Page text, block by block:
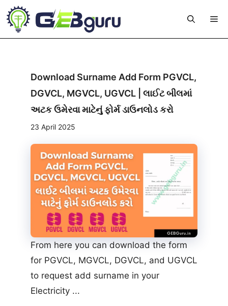
Skip
to
content
Download Surname Add Form PGVCL,
DGVCL, MGVCL, UGVCL | લાઈટ બીલમાં
અટક ઉમેરવા માટેનું ફોર્મ ડાઉનલોડ કરો
23 April 2025
From here you can download the form
for PGVCL, MGVCL, DGVCL, and UGVCL
to request add surname in your
Electricity ...